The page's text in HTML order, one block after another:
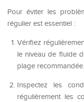
Pour éviter les
régulier est essentiel :
Vérifiez
le niveau de fluide
plage recommandée.
Inspectez les
régulièrement les